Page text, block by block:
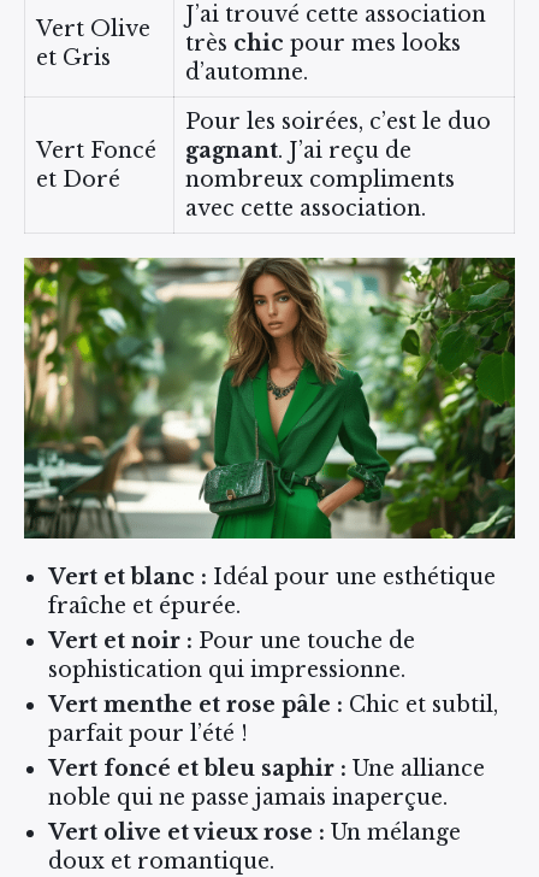
Vert Olive
et Gris
J’ai trouvé cette association
très chic pour mes looks
d’automne.
Vert Foncé
et Doré
Pour les soirées, c’est le duo
gagnant. J’ai reçu de
nombreux compliments
avec cette association.
Vert et blanc : Idéal pour une esthétique
fraîche et épurée.
Vert et noir : Pour une touche de
sophistication qui impressionne.
Vert menthe et rose pâle : Chic et subtil,
parfait pour l’été !
Vert foncé et bleu saphir : Une alliance
noble qui ne passe jamais inaperçue.
Vert olive et vieux rose : Un mélange
doux et romantique.